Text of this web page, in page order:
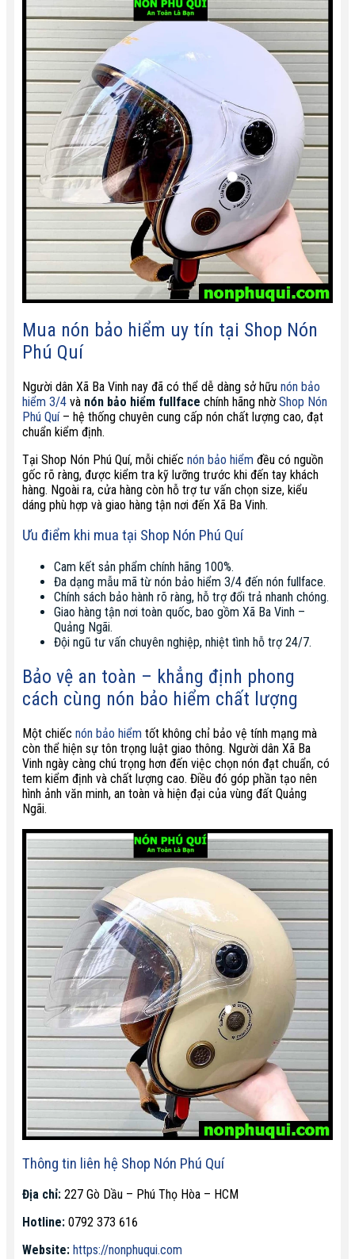
Mua nón bảo hiểm uy tín tại Shop Nón
Phú Quí
Người dân Xã Ba Vinh nay đã có thể dễ dàng sở hữu nón bảo
hiểm 3/4 và nón bảo hiểm fullface chính hãng nhờ Shop Nón
Phú Quí – hệ thống chuyên cung cấp nón chất lượng cao, đạt
chuẩn kiểm định.
Tại Shop Nón Phú Quí, mỗi chiếc nón bảo hiểm đều có nguồn
gốc rõ ràng, được kiểm tra kỹ lưỡng trước khi đến tay khách
hàng. Ngoài ra, cửa hàng còn hỗ trợ tư vấn chọn size, kiểu
dáng phù hợp và giao hàng tận nơi đến Xã Ba Vinh.
Ưu điểm khi mua tại Shop Nón Phú Quí
Cam kết sản phẩm chính hãng 100%.
Đa dạng mẫu mã từ nón bảo hiểm 3/4 đến nón fullface.
Chính sách bảo hành rõ ràng, hỗ trợ đổi trả nhanh chóng.
Giao hàng tận nơi toàn quốc, bao gồm Xã Ba Vinh –
Quảng Ngãi.
Đội ngũ tư vấn chuyên nghiệp, nhiệt tình hỗ trợ 24/7.
Bảo vệ an toàn – khẳng định phong
cách cùng nón bảo hiểm chất lượng
Một chiếc nón bảo hiểm tốt không chỉ bảo vệ tính mạng mà
còn thể hiện sự tôn trọng luật giao thông. Người dân Xã Ba
Vinh ngày càng chú trọng hơn đến việc chọn nón đạt chuẩn, có
tem kiểm định và chất lượng cao. Điều đó góp phần tạo nên
hình ảnh văn minh, an toàn và hiện đại của vùng đất Quảng
Ngãi.
Thông tin liên hệ Shop Nón Phú Quí
Địa chỉ: 227 Gò Dầu – Phú Thọ Hòa – HCM
Hotline: 0792 373 616
Website: https://nonphuqui.com